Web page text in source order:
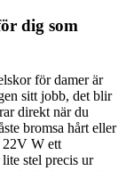
dig som
för damer är
sitt jobb, det blir
direkt när du
bromsa hårt eller
22V W ett
stel precis ur